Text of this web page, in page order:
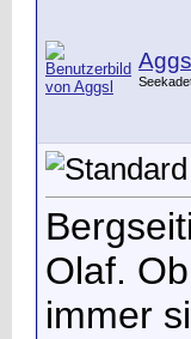
Aggsl
Olaf.
immer